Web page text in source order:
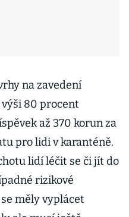
na zavedení
80 procent
až 370 korun za
pro lidi v karanténě.
lidí léčit se či jít do
rizikové
měly vyplácet